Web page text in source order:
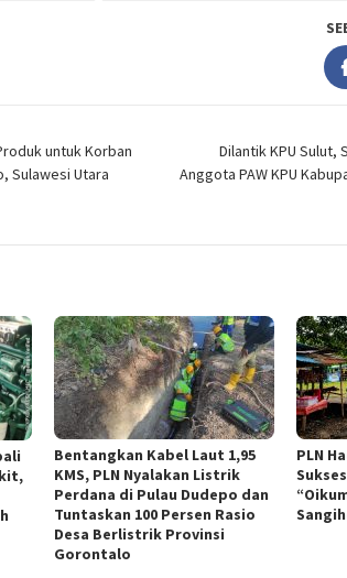
untuk Korban
Sulawesi Utara
Dilantik KPU Sulut,
Anggota PAW KPU
Bentangkan Kabel Laut 1,95
KMS, PLN Nyalakan Listrik
Perdana di Pulau Dudepo dan
Tuntaskan 100 Persen Rasio
Desa Berlistrik Provinsi
Gorontalo
PLN